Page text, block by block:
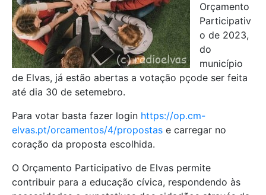
Orçamento
Participativ
o de 2023,
do
município
de Elvas, já estão abertas a votação pçode ser feita
até dia 30 de setemebro.
Para votar basta fazer login https://op.cm-
elvas.pt/orcamentos/4/propostas e carregar no
coração da proposta escolhida.
O Orçamento Participativo de Elvas permite
contribuir para a educação cívica, respondendo às